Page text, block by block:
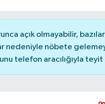
açık olmayabilir,
nedeniyle nöbete
telefon aracılığıyla